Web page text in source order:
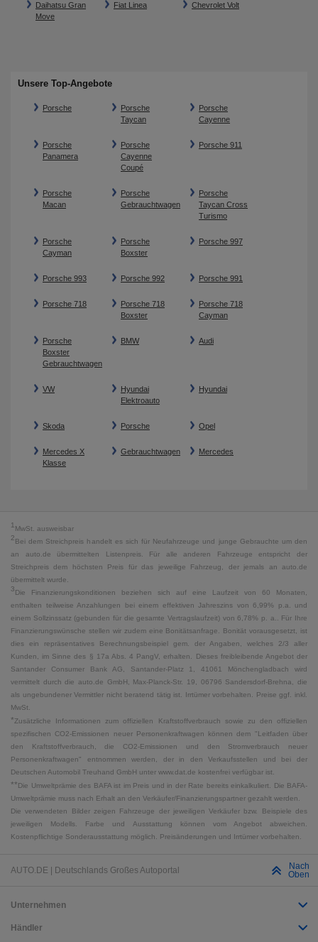
Daihatsu Gran
Move
Fiat Linea Chevrolet Volt
Unsere Top-Angebote
Porsche
Porsche
Taycan
Porsche
Cayenne
Porsche
Panamera
Porsche
Cayenne
Coupé
Porsche 911
Porsche
Macan
Porsche
Gebrauchtwagen
Porsche
Taycan Cross
Turismo
Porsche
Cayman
Porsche
Boxster
Porsche 997
Porsche 993 Porsche 992 Porsche 991
Porsche 718
Porsche 718
Boxster
Porsche 718
Cayman
Porsche
Boxster
Gebrauchtwagen
BMW Audi
VW
Hyundai
Elektroauto
Hyundai
Skoda Porsche Opel
Mercedes X
Klasse
Gebrauchtwagen Mercedes
1 MwSt. ausweisbar
2Bei dem Streichpreis handelt es sich für Neufahrzeuge und junge Gebrauchte um den
an auto.de übermittelten Listenpreis. Für alle anderen Fahrzeuge entspricht der
Streichpreis dem höchsten Preis für das jeweilige Fahrzeug, der jemals an auto.de
übermittelt wurde.
3Die Finanzierungskonditionen beziehen sich auf eine Laufzeit von 60 Monaten,
enthalten teilweise Anzahlungen bei einem effektiven Jahreszins von 6,99% p.a. und
einem Sollzinssatz (gebunden für die gesamte Vertragslaufzeit) von 6,78% p. a.. Für Ihre
Finanzierungswünsche stellen wir zudem eine Bonitätsanfrage. Bonität vorausgesetzt, ist
dies ein repräsentatives Berechnungsbeispiel gem. der Angaben, welches 2/3 aller
Kunden, im Sinne des § 17a Abs. 4 PangV, erhalten. Dieses freibleibende Angebot der
Santander Consumer Bank AG, Santander-Platz 1, 41061 Mönchengladbach wird
vermittelt durch die auto.de GmbH, Max-Planck-Str. 19, 06796 Sandersdorf-Brehna, die
als ungebundener Vermittler nicht beratend tätig ist. Irrtümer vorbehalten. Preise ggf. inkl.
MwSt.
*Zusätzliche Informationen zum offiziellen Kraftstoffverbrauch sowie zu den offiziellen
spezifischen CO2-Emissionen neuer Personenkraftwagen können dem "Leitfaden über
den Kraftstoffverbrauch, die CO2-Emissionen und den Stromverbrauch neuer
Personenkraftwagen" entnommen werden, der in den Verkaufsstellen und bei der
Deutschen Automobil Treuhand GmbH unter www.dat.de kostenfrei verfügbar ist.
**Die Umweltprämie des BAFA ist im Preis und in der Rate bereits einkalkuliert. Die BAFA-
Umweltprämie muss nach Erhalt an den Verkäufer/Finanzierungspartner gezahlt werden.
Die verwendeten Bilder zeigen Fahrzeuge der jeweiligen Verkäufer bzw. Beispiele des
jeweiligen Modells. Farbe und Ausstattung können vom Angebot abweichen.
Kostenpflichtige Sonderausstattung möglich. Preisänderungen und Irrtümer vorbehalten.
AUTO.DE | Deutschlands Großes Autoportal
Nach
Oben
Unternehmen
Händler